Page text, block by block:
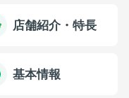
店舗紹介・特長
基本情報